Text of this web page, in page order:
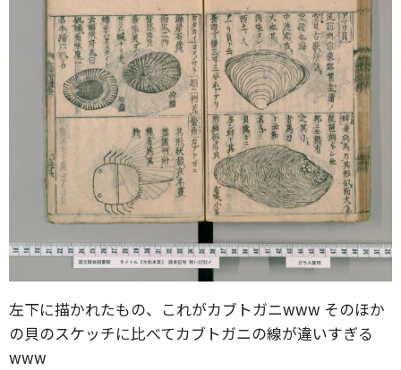
左下に描かれたもの、これがカブトガニwww そのほか
の貝のスケッチに比べてカブトガニの線が違いすぎる
www